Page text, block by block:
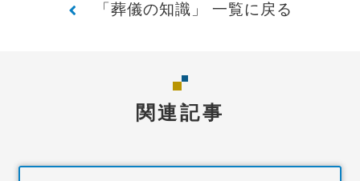
「葬儀の知識」 一覧に戻る
関連記事